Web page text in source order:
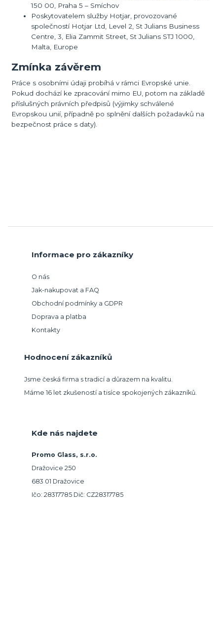
150 00, Praha 5 – Smíchov
Poskytovatelem služby Hotjar, provozované
společností Hotjar Ltd, Level 2, St Julians Business
Centre, 3, Elia Zammit Street, St Julians STJ 1000,
Malta, Europe
Zmínka závěrem
Práce s osobními údaji probíhá v rámci Evropské unie.
Pokud dochází ke zpracování mimo EU, potom na základě
příslušných právních předpisů (výjimky schválené
Evropskou unií, případně po splnění dalších požadavků na
bezpečnost práce s daty).
Informace pro zákazníky
O nás
Jak-nakupovat a FAQ
Obchodní podmínky a GDPR
Doprava a platba
Kontakty
Hodnocení zákazníků
Jsme česká firma s tradicí a důrazem na kvalitu.
Máme 16 let zkušeností a tisíce spokojených zákazníků.
Kde nás najdete
Promo Glass, s.r.o.
Dražovice 250
683 01 Dražovice
Ičo: 28317785 Dič: CZ28317785